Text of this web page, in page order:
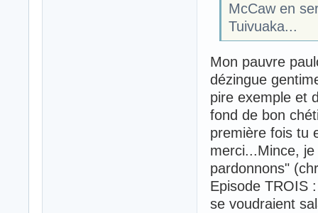
McCaw en
Tuivuaka...
Mon pauvre
dézingue
pire exemple et
fond de bon
première fois tu
merci...Mince,
pardonnons"
Episode TROIS
se voudraient